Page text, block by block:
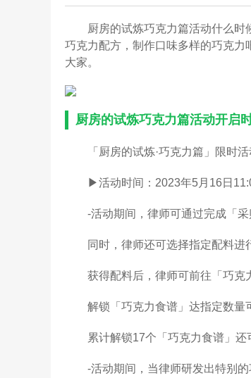
厨房的试炼巧克力篇活动什么
巧克力配方，制作口味多样的巧克力
大家。
厨房的试炼巧克力篇活动开启
「厨房的试炼·巧克力篇」限时
▶活动时间：2023年5月16日
-活动期间，律师可通过完成「
同时，律师还可选择指定配料进
获得配料后，律师可前往「巧克
解锁「巧克力食谱」达指定数量
累计解锁17个「巧克力食谱」还
-活动期间，当律师研发出特别